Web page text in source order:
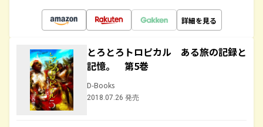
詳細を見る
とろとろトロピカル ある旅の記録と
記憶。 第5巻
D-Books
2018.07.26 発売